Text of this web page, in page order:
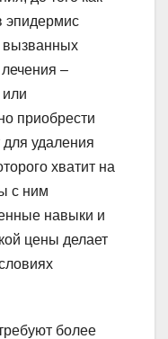
эпидермис
вызванных
–
приобрести
удаления
хватит на
с ним
навыки и
цены делает
более